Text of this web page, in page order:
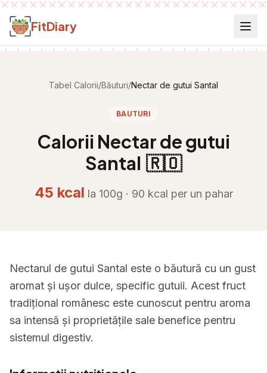
Salt la conținut
FitDiary
Tabel Calorii/Băuturi/Nectar de gutui Santal
BAUTURI
Calorii Nectar de gutui
Santal 🇷🇴
45 kcal la 100g · 90 kcal per un pahar
Nectarul de gutui Santal este o băutură cu un gust
aromat și ușor dulce, specific gutuii. Acest fruct
tradițional românesc este cunoscut pentru aroma
sa intensă și proprietățile sale benefice pentru
sistemul digestiv.